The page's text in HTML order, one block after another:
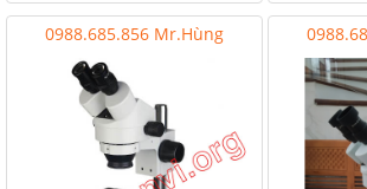
0988.685.856 Mr.Hùng